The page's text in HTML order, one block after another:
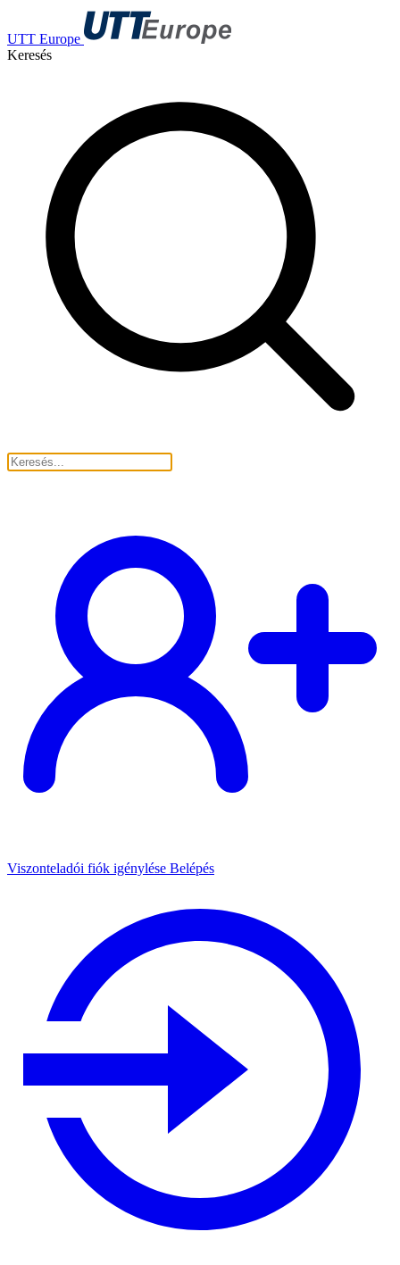
UTT Europe
Keresés
Viszonteladói fiók igénylése Belépés